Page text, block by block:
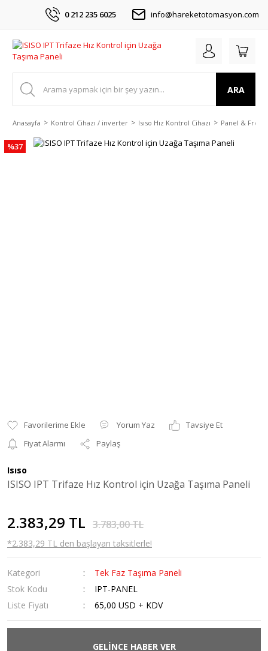
0 212 235 6025 info@hareketotomasyon.com
ARA
Anasayfa Kontrol Cihazı / inverter Isıso Hız Kontrol Cihazı Panel & Fren
%37
Yorum Yaz
Tavsiye Et
Fiyat Alarmı
Paylaş
Isıso
ISISO IPT Trifaze Hız Kontrol için Uzağa Taşıma Paneli
2.383,29 TL 3.783,00 TL
*2.383,29 TL den başlayan taksitlerle!
Kategori
Tek Faz Taşıma Paneli
Stok Kodu
IPT-PANEL
Liste Fiyatı
65,00 USD + KDV
GELİNCE HABER VER